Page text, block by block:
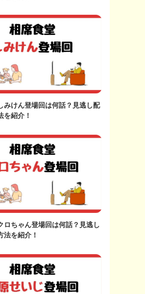
みけん登場回は何話？見逃し配
を紹介！
ロちゃん登場回は何話？見逃し
法を紹介！